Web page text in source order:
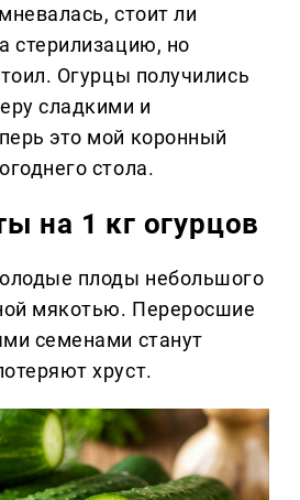
стоит ли
стерилизацию, но
Огурцы получились
сладкими и
это мой коронный
стола.
на 1 кг огурцов
плоды небольшого
мякотью. Переросшие
семенами станут
хруст.